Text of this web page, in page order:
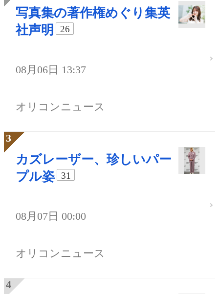
写真集の著作権めぐり集英
社声明
26
08月06日 13:37
オリコンニュース
カズレーザー、珍しいパー
プル姿
31
08月07日 00:00
オリコンニュース